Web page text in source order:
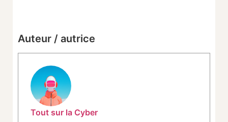
Auteur / autrice
Tout sur la Cyber